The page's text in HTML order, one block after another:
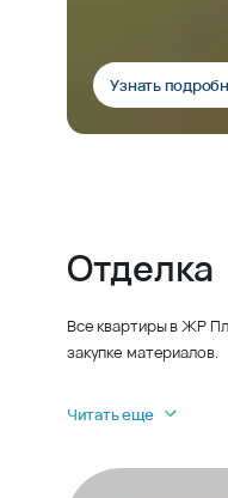
Узнать
Отделка
Все квартиры в ЖР
закупке материалов.
Читать еще